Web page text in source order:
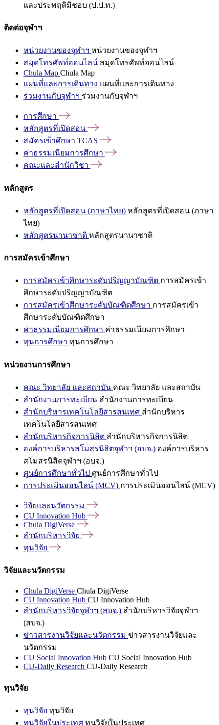
และประพฤติมิชอบ (ป.ป.ท.)
ติดต่อจุฬาฯ
หน่วยงานของจุฬาฯ หน่วยงานของจุฬาฯ
สมุดโทรศัพท์ออนไลน์ สมุดโทรศัพท์ออนไลน์
Chula Map Chula Map
แผนที่และการเดินทาง แผนที่และการเดินทาง
ร่วมงานกับจุฬาฯ ร่วมงานกับจุฬาฯ
การศึกษา
หลักสูตรที่เปิดสอน
สมัครเข้าศึกษา TCAS
ค่าธรรมเนียมการศึกษา
คณะและสำนักวิชา
หลักสูตร
หลักสูตรที่เปิดสอน (ภาษาไทย) หลักสูตรที่เปิดสอน (ภาษา
ไทย)
หลักสูตรนานาชาติ หลักสูตรนานาชาติ
การสมัครเข้าศึกษา
การสมัครเข้าศึกษาระดับปริญญาบัณฑิต การสมัครเข้า
ศึกษาระดับปริญญาบัณฑิต
การสมัครเข้าศึกษาระดับบัณฑิตศึกษา การสมัครเข้า
ศึกษาระดับบัณฑิตศึกษา
ค่าธรรมเนียมการศึกษา ค่าธรรมเนียมการศึกษา
ทุนการศึกษา ทุนการศึกษา
หน่วยงานการศึกษา
คณะ วิทยาลัย และสถาบัน คณะ วิทยาลัย และสถาบัน
สำนักงานการทะเบียน สำนักงานการทะเบียน
สำนักบริหารเทคโนโลยีสารสนเทศ สำนักบริหาร
เทคโนโลยีสารสนเทศ
สำนักบริหารกิจการนิสิต สำนักบริหารกิจการนิสิต
องค์การบริหารสโมสรนิสิตจุฬาฯ (อบจ.) องค์การบริหาร
สโมสรนิสิตจุฬาฯ (อบจ.)
ศูนย์การศึกษาทั่วไป ศูนย์การศึกษาทั่วไป
การประเมินออนไลน์ (MCV) การประเมินออนไลน์ (MCV)
วิจัยและนวัตกรรม
CU Innovation Hub
Chula DigiVerse
สำนักบริหารวิจัย
ทุนวิจัย
วิจัยและนวัตกรรม
Chula DigiVerse Chula DigiVerse
CU Innovation Hub CU Innovation Hub
สำนักบริหารวิจัยจุฬาฯ (สบจ.) สำนักบริหารวิจัยจุฬาฯ
(สบจ.)
ข่าวสารงานวิจัยและนวัตกรรม ข่าวสารงานวิจัยและ
นวัตกรรม
CU Social Innovation Hub CU Social Innovation Hub
CU-Daily Research CU-Daily Research
ทุนวิจัย
ทุนวิจัย ทุนวิจัย
ทุนวิจัยในประเทศ ทุนวิจัยในประเทศ